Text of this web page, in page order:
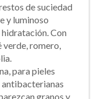
de suciedad
y luminoso
Con
verde, romero,
para pieles
antibacterianas
granos y